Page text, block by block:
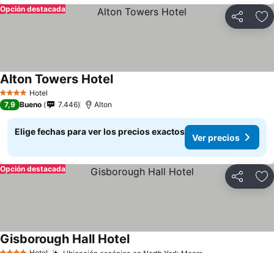
Compartir
Opción destacada
4 EstrellasHotel
Alton Towers Hotel
7,9 Bueno 7.446 Alton
Elige fechas para ver los precios exactos
Ver precios
Compartir
Opción destacada
Gisborough Hall Hotel